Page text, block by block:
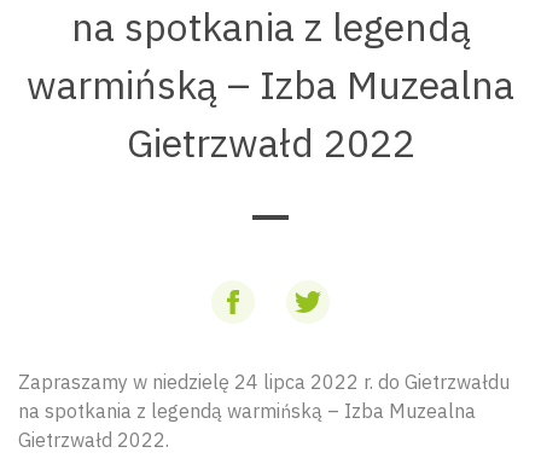
na spotkania z legendą
warmińską – Izba Muzealna
Gietrzwałd 2022
Zapraszamy w niedzielę 24 lipca 2022 r. do Gietrzwałdu
na spotkania z legendą warmińską – Izba Muzealna
Gietrzwałd 2022.